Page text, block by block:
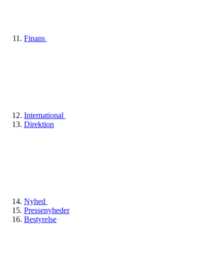
Finans
International
Direktion
Nyhed
Pressenyheder
Bestyrelse